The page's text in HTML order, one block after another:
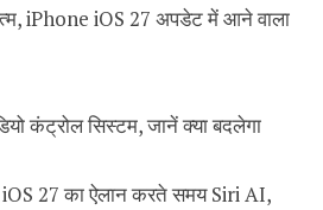
कंट्रोल सिस्टम, जानें क्या बदलेगा
27 का ऐलान करते समय Siri AI,